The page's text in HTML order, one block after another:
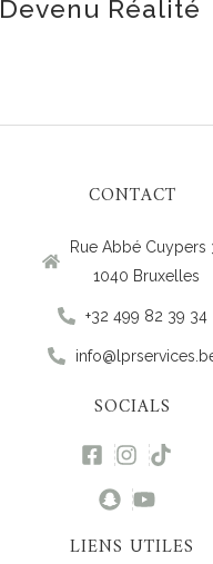
Devenu Réalité
CONTACT
Rue Abbé Cuypers
1040 Bruxelles
+32 499 82 39 34
SOCIALS
LIENS UTILES